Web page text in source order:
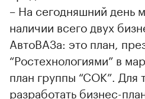
– На сегодняшний день
наличии всего двух
АвтоВАЗа: это план,
“Ростехнологиями” в
план группы “СОК”. Для
разработать бизнес-